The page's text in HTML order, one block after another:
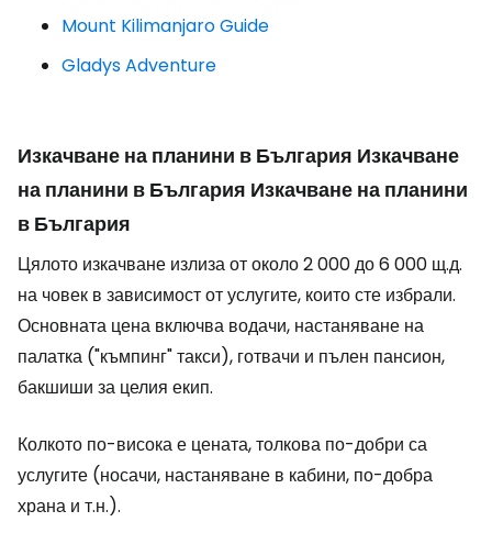
Mount Kilimanjaro Guide
Gladys Adventure
Изкачване на планини в България Изкачване
на планини в България Изкачване на планини
в България
Цялото изкачване излиза от около 2 000 до 6 000 щ.д.
на човек в зависимост от услугите, които сте избрали.
Основната цена включва водачи, настаняване на
палатка ("къмпинг" такси), готвачи и пълен пансион,
бакшиши за целия екип.
Колкото по-висока е цената, толкова по-добри са
услугите (носачи, настаняване в кабини, по-добра
храна и т.н.).